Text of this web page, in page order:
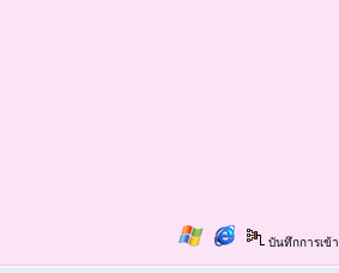
บันทึกการเข้า